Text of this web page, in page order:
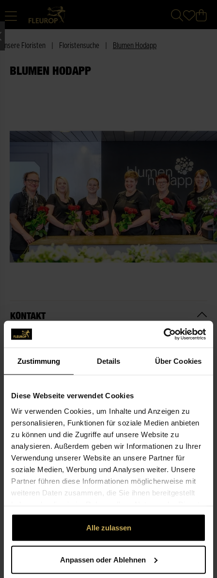
Zustimmung Details Über Cookies
Diese Webseite verwendet Cookies
Wir verwenden Cookies, um Inhalte und Anzeigen zu
personalisieren, Funktionen für soziale Medien anbieten
zu können und die Zugriffe auf unsere Website zu
analysieren. Außerdem geben wir Informationen zu Ihrer
Verwendung unserer Website an unsere Partner für
soziale Medien, Werbung und Analysen weiter. Unsere
Partner führen diese Informationen möglicherweise mit
weiteren Daten zusammen, die Sie ihnen bereitgestellt
gesammelt haben.
Alle zulassen
Anpassen oder Ablehnen
Unsere Floristen Floristensuche Blumen Hodapp
BLUMEN HODAPP
KONTAKT
Blumen Hodapp
Hauptstr. 117
07842-451
info@blumen-hodapp.de
ÖFFNUNGSZEITEN
NICHT LIEFERBEREIT